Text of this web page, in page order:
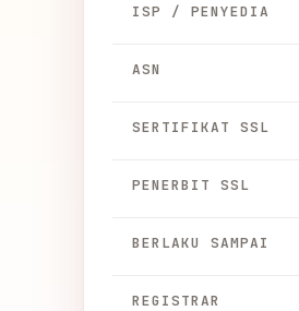
ISP / PENYEDIA
ASN
SERTIFIKAT SSL
PENERBIT SSL
BERLAKU SAMPAI
REGISTRAR